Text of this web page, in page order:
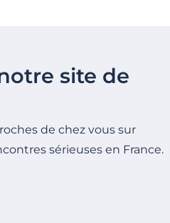
site de
de chez vous sur
sérieuses en France.